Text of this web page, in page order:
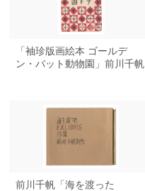
「袖珍版画絵本 ゴールデ
ン・バット動物園」前川千帆
前川千帆「海を渡った